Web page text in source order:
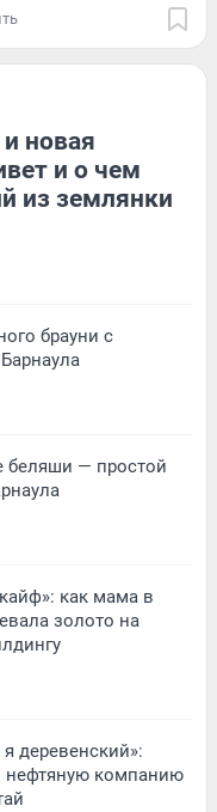
новая
и о чем
из землянки
брауни с
беляши — простой
как мама в
золото на
деревенский»:
нефтяную компанию